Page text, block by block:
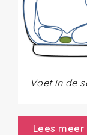
Voet in de
Lees